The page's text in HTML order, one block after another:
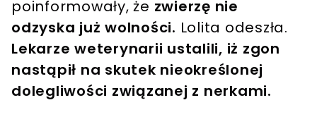
poinformowały, że zwierzę nie
odzyska już wolności. Lolita odeszła.
Lekarze weterynarii ustalili, iż zgon
nastąpił na skutek nieokreślonej
dolegliwości związanej z nerkami.